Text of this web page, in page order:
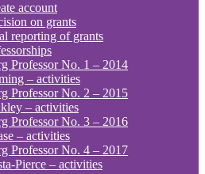
account
on grants
reporting of grants
Professor No. 1 – 2014
– activities
Professor No. 2 – 2015
– activities
Professor No. 3 – 2016
– activities
Professor No. 4 – 2017
Pierce – activities